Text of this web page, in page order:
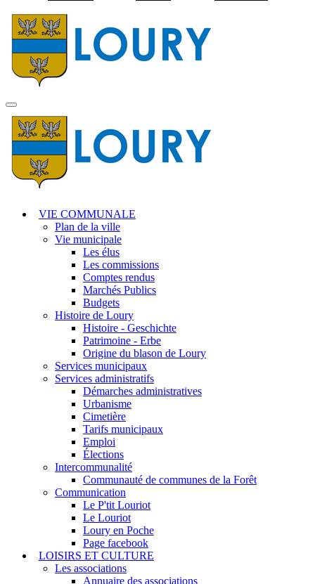
MENU
PRINCIPAL
VIE COMMUNALE
Plan de la ville
Vie municipale
Les élus
Les commissions
Comptes rendus
Marchés Publics
Budgets
Histoire de Loury
Histoire - Geschichte
Patrimoine - Erbe
Origine du blason de Loury
Services municipaux
Services administratifs
Démarches administratives
Urbanisme
Cimetière
Tarifs municipaux
Emploi
Élections
Intercommunalité
Communauté de communes de la Forêt
Communication
Le P'tit Louriot
Le Louriot
Loury en Poche
Page facebook
LOISIRS ET CULTURE
Les associations
Annuaire des associations